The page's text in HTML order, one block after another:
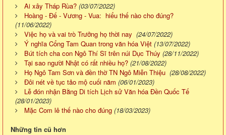
Ai xây Tháp Rùa? (03/07/2022)
Hoàng - Đế - Vương - Vua: hiểu thế nào cho đúng?
(11/06/2022)
Việc họ và vai trò Trưởng họ thời nay (24/07/2022)
Ý nghĩa Cổng Tam Quan trong văn hóa Việt (13/07/2022)
Bút tích cha con Ngô Thí Sĩ trên núi Dục Thúy (28/11/2022)
Tại sao người Nhật có rất nhiều họ? (21/08/2022)
Họ Ngô Tam Sơn và đền thờ TN Ngô Miễn Thiệu (28/08/2022)
Đôi nét về tục tảo mộ cuối năm (06/01/2023)
Lễ đón nhận Bằng Di tích Lịch sử Văn hóa Đền Quốc Tế
(28/01/2023)
Mặc Com lê thế nào cho đúng (18/03/2023)
Những tin cũ hơn